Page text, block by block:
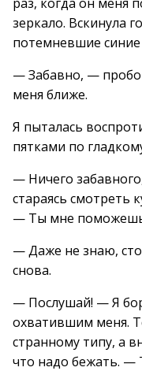
зеркало. Вскинула
потемневшие синие
— Забавно, —
меня ближе.
Я пыталась
пятками по
— Ничего
стараясь смотреть
— Ты мне
— Даже не знаю,
снова.
— Послушай! — Я
охватившим меня.
странному типу, а
что надо бежать. —